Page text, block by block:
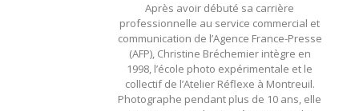
Après avoir débuté sa carrière
professionnelle au service commercial et
communication de l’Agence France-Presse
(AFP), Christine Bréchemier intègre en
1998, l’école photo expérimentale et le
collectif de l’Atelier Réflexe à Montreuil.
Photographe pendant plus de 10 ans, elle